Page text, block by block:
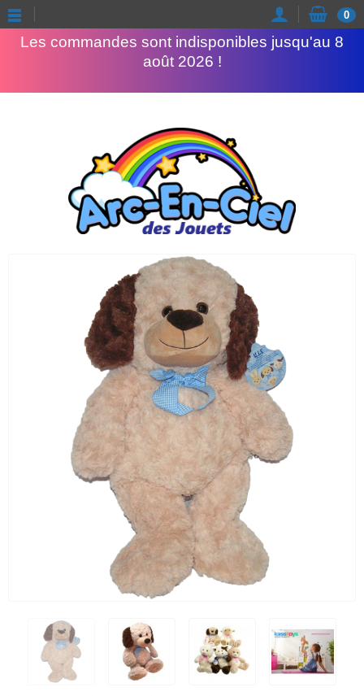
Les commandes sont indisponibles jusqu'au 8
août 2026 !
0